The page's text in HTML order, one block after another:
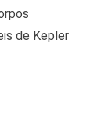
de Kepler